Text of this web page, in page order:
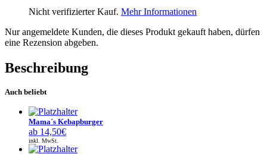
Nicht verifizierter Kauf. Mehr Informationen
Nur angemeldete Kunden, die dieses Produkt gekauft haben, dürfen
eine Rezension abgeben.
Beschreibung
Auch beliebt
Mama´s Kebapburger
ab 14,50€
inkl. MwSt.